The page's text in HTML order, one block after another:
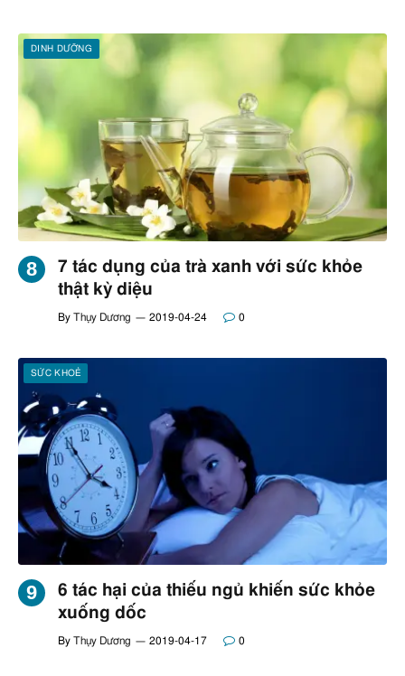
DINH DƯỠNG
7 tác dụng của trà xanh với sức khỏe
thật kỳ diệu
By Thụy Dương 2019-04-24 0
SỨC KHOẺ
6 tác hại của thiếu ngủ khiến sức khỏe
xuống dốc
By Thụy Dương 2019-04-17 0